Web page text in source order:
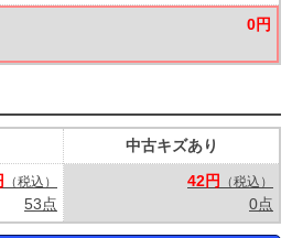
0円
（税込）
53点
中古キズあり
42円
（税込）
0点